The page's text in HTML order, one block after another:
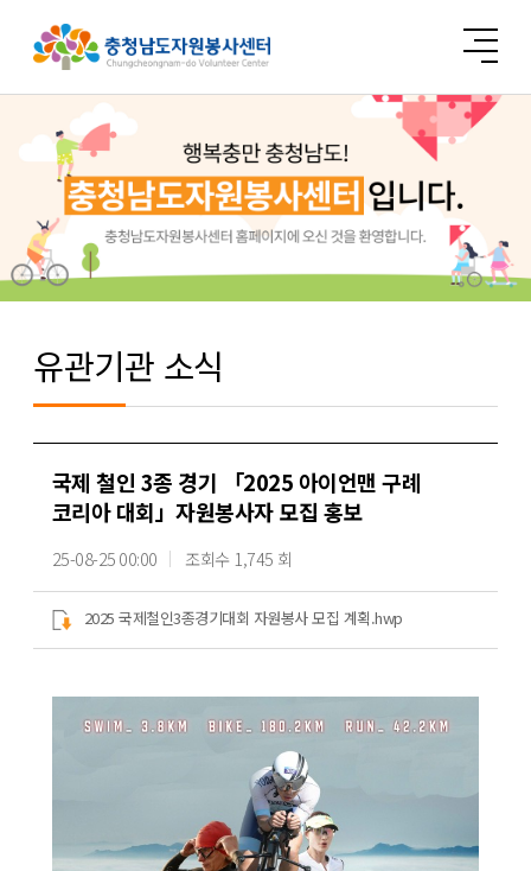
유관기관 소식
국제 철인 3종 경기 「2025 아이언맨 구례
코리아 대회」자원봉사자 모집 홍보
25-08-25 00:00 조회수 1,745 회
2025 국제철인3종경기대회 자원봉사 모집 계획.hwp